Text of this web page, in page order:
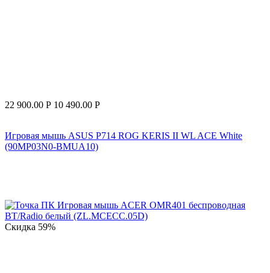
22 900.00 Р 10 490.00 Р
Игровая мышь ASUS P714 ROG KERIS II WL ACE White
(90MP03N0-BMUA10)
Скидка 59%